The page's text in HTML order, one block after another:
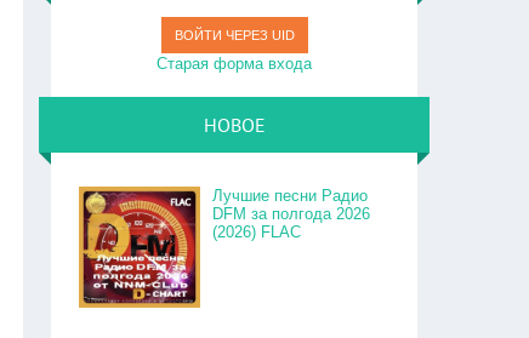
ВОЙТИ ЧЕРЕЗ UID
Старая форма входа
НОВОЕ
Лучшие песни Радио
DFM за полгода 2026
(2026) FLAC